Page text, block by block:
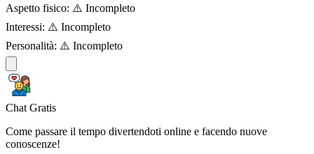
Aspetto fisico: ⚠️ Incompleto
Interessi: ⚠️ Incompleto
Personalità: ⚠️ Incompleto
Chat Gratis
Come passare il tempo divertendoti online e facendo nuove
conoscenze!